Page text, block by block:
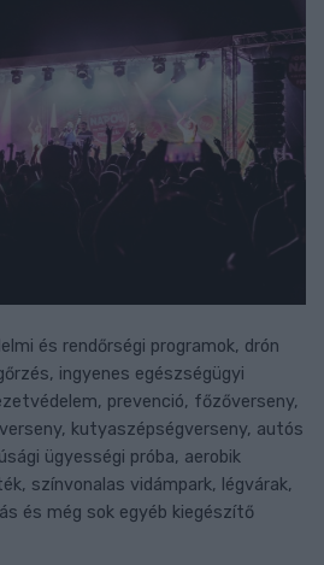
és rendőrségi programok, drón
ingyenes egészségügyi
prevenció, főzőverseny,
kutyaszépségverseny, autós
ügyességi próba, aerobik
színvonalas vidámpark, légvárak,
és még sok egyéb kiegészítő